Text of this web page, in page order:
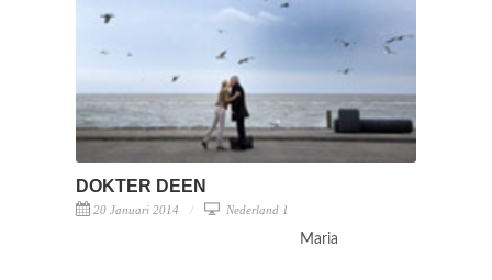
DOKTER DEEN
20 Januari 2014 Nederland 1
Maria